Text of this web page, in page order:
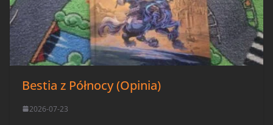
Bestia z Północy (Opinia)
2026-07-23